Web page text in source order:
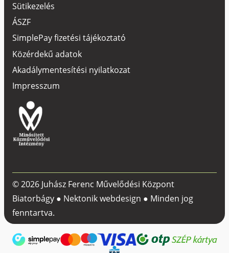
Sütikezelés
ÁSZF
SimplePay fizetési tájékoztató
Közérdekű adatok
Akadálymentesítési nyilatkozat
Impresszum
© 2026 Juhász Ferenc Művelődési Központ
Biatorbágy ● Nektonik webdesign ● Minden jog
fenntartva.